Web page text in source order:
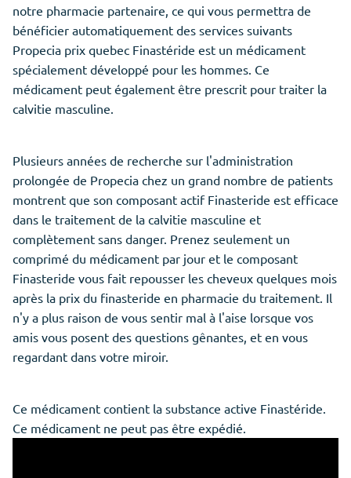
notre pharmacie partenaire, ce qui vous permettra de
bénéficier automatiquement des services suivants
Propecia prix quebec Finastéride est un médicament
spécialement développé pour les hommes. Ce
médicament peut également être prescrit pour traiter la
calvitie masculine.
Plusieurs années de recherche sur l'administration
prolongée de Propecia chez un grand nombre de patients
montrent que son composant actif Finasteride est efficace
dans le traitement de la calvitie masculine et
complètement sans danger. Prenez seulement un
comprimé du médicament par jour et le composant
Finasteride vous fait repousser les cheveux quelques mois
après la prix du finasteride en pharmacie du traitement. Il
n'y a plus raison de vous sentir mal à l'aise lorsque vos
amis vous posent des questions gênantes, et en vous
regardant dans votre miroir.
Ce médicament contient la substance active Finastéride.
Ce médicament ne peut pas être expédié.